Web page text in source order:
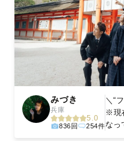
みづき
兵庫
5.0
836回 254件
＼“
※現
なっ